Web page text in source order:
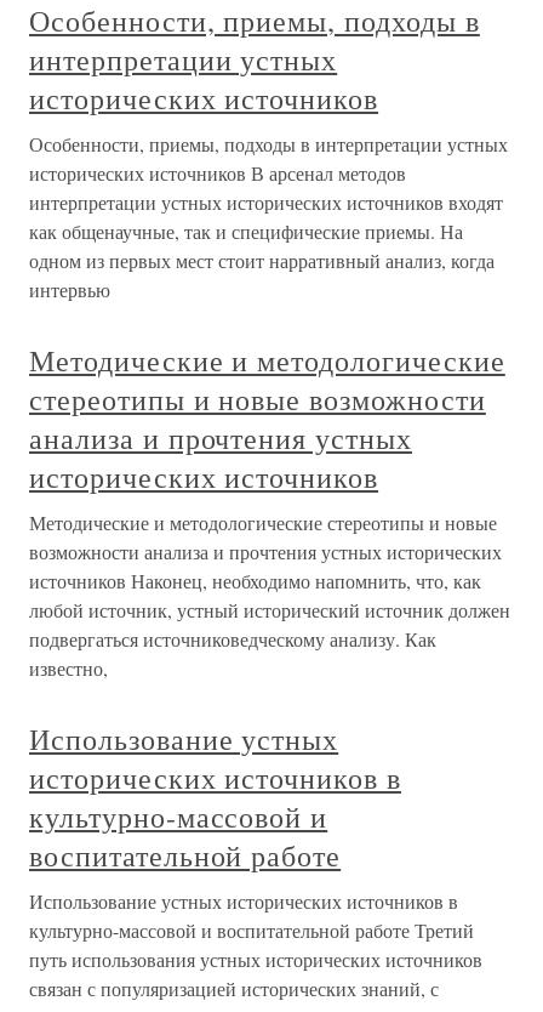
Особенности, приемы, подходы в
интерпретации устных
исторических источников
Особенности, приемы, подходы в интерпретации устных
исторических источников В арсенал методов
интерпретации устных исторических источников входят
как общенаучные, так и специфические приемы. На
одном из первых мест стоит нарративный анализ, когда
интервью
Методические и методологические
стереотипы и новые возможности
анализа и прочтения устных
исторических источников
Методические и методологические стереотипы и новые
возможности анализа и прочтения устных исторических
источников Наконец, необходимо напомнить, что, как
любой источник, устный исторический источник должен
подвергаться источниковедческому анализу. Как
известно,
Использование устных
исторических источников в
культурно-массовой и
воспитательной работе
Использование устных исторических источников в
культурно-массовой и воспитательной работе Третий
путь использования устных исторических источников
связан с популяризацией исторических знаний, с